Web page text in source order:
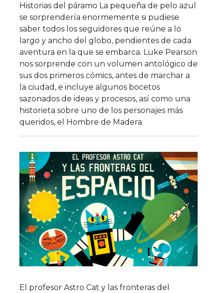
Historias del páramo La pequeña de pelo azul
se sorprendería enormemente si pudiese
saber todos los seguidores que reúne a lo
largo y ancho del globo, pendientes de cada
aventura en la que se embarca. Luke Pearson
nos sorprende con un volumen antológico de
sus dos primeros cómics, antes de marchar a
la ciudad, e incluye algunos bocetos
sazonados de ideas y procesos, así como una
historieta sobre uno de los personajes más
queridos, el Hombre de Madera.
El profesor Astro Cat y las fronteras del